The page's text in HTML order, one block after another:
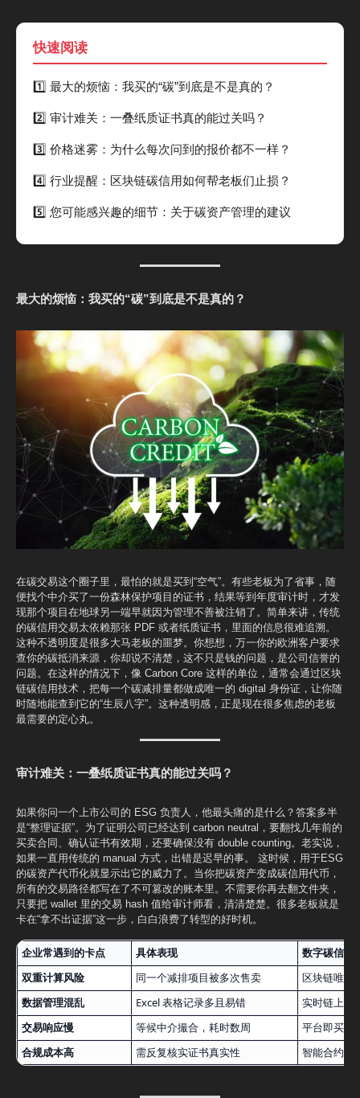
快速阅读
1️⃣ 最大的烦恼：我买的“碳”到底是不是真的？
2️⃣ 审计难关：一叠纸质证书真的能过关吗？
3️⃣ 价格迷雾：为什么每次问到的报价都不一样？
4️⃣ 行业提醒：区块链碳信用如何帮老板们止损？
5️⃣ 您可能感兴趣的细节：关于碳资产管理的建议
最大的烦恼：我买的“碳”到底是不是真的？
在碳交易这个圈子里，最怕的就是买到“空气”。有些老板为了省事，随
便找个中介买了一份森林保护项目的证书，结果等到年度审计时，才发
现那个项目在地球另一端早就因为管理不善被注销了。简单来讲，传统
的碳信用交易太依赖那张 PDF 或者纸质证书，里面的信息很难追溯。
这种不透明度是很多大马老板的噩梦。你想想，万一你的欧洲客户要求
查你的碳抵消来源，你却说不清楚，这不只是钱的问题，是公司信誉的
问题。在这样的情况下，像 Carbon Core 这样的单位，通常会通过区块
链碳信用技术，把每一个碳减排量都做成唯一的 digital 身份证，让你随
时随地能查到它的“生辰八字”。这种透明感，正是现在很多焦虑的老板
最需要的定心丸。
审计难关：一叠纸质证书真的能过关吗？
如果你问一个上市公司的 ESG 负责人，他最头痛的是什么？答案多半
是“整理证据”。为了证明公司已经达到 carbon neutral，要翻找几年前的
买卖合同、确认证书有效期，还要确保没有 double counting。老实说，
如果一直用传统的 manual 方式，出错是迟早的事。 这时候，用于ESG
的碳资产代币化就显示出它的威力了。当你把碳资产变成碳信用代币，
所有的交易路径都写在了不可篡改的账本里。不需要你再去翻文件夹，
只要把 wallet 里的交易 hash 值给审计师看，清清楚楚。很多老板就是
卡在“拿不出证据”这一步，白白浪费了转型的好时机。
企业常遇到的卡点 具体表现
数字碳信用
双重计算风险
同一个减排项目被多次售卖
区块链唯一
数据管理混乱
Excel 表格记录多且易错
实时链上
交易响应慢
等候中介撮合，耗时数周
平台即买即
合规成本高
需反复核实证书真实性 智能合约自